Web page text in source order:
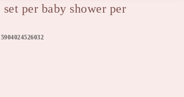
per baby shower per